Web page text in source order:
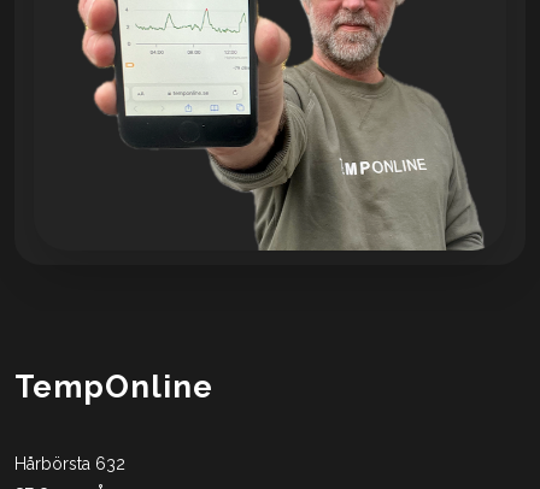
TempOnline
Hårbörsta 632